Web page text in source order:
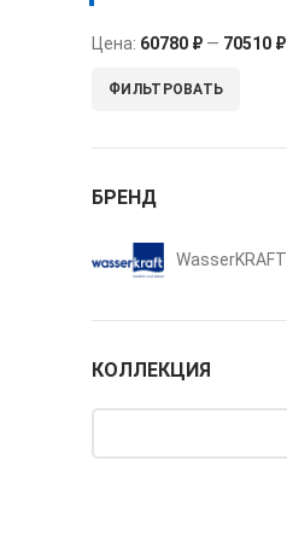
ФИЛЬТРОВАТЬ
Цена: 60780 ₽ — 70510 ₽
БРЕНД
WasserKRAFT
КОЛЛЕКЦИЯ